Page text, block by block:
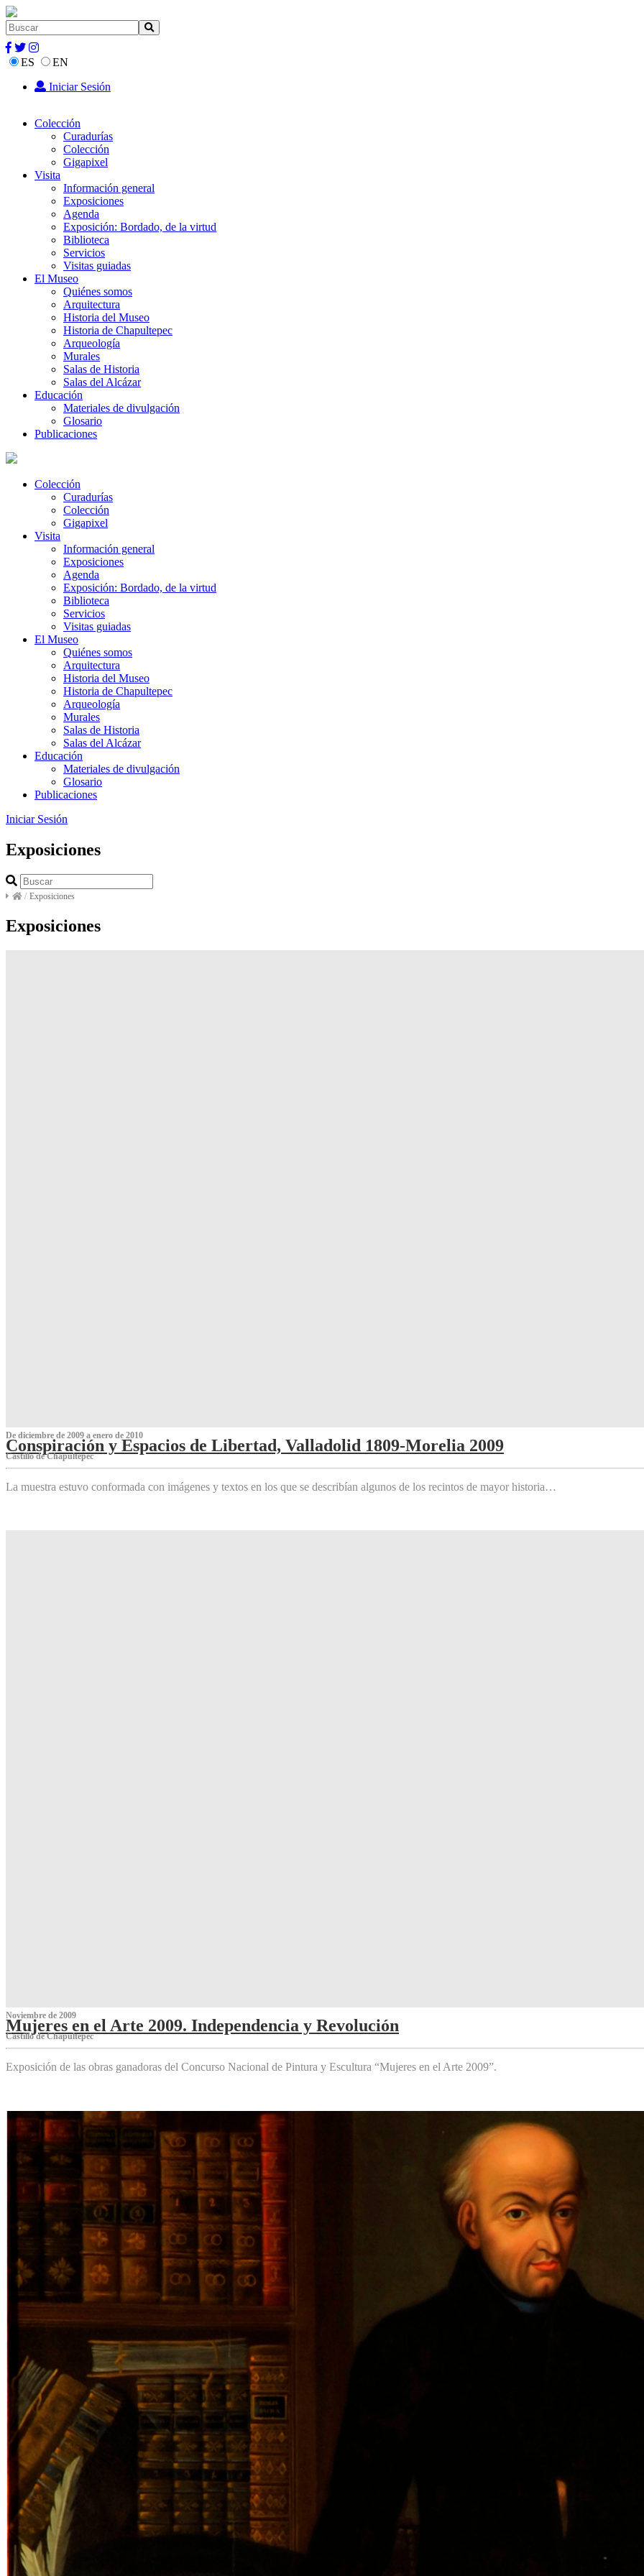
ES
EN
Iniciar Sesión
Colección
Curadurías
Colección
Gigapixel
Visita
Información general
Exposiciones
Agenda
Exposición: Bordado, de la virtud
Biblioteca
Servicios
Visitas guiadas
El Museo
Quiénes somos
Arquitectura
Historia del Museo
Historia de Chapultepec
Arqueología
Murales
Salas de Historia
Salas del Alcázar
Educación
Materiales de divulgación
Glosario
Publicaciones
Colección
Curadurías
Colección
Gigapixel
Visita
Información general
Exposiciones
Agenda
Exposición: Bordado, de la virtud
Biblioteca
Servicios
Visitas guiadas
El Museo
Quiénes somos
Arquitectura
Historia del Museo
Historia de Chapultepec
Arqueología
Murales
Salas de Historia
Salas del Alcázar
Educación
Materiales de divulgación
Glosario
Publicaciones
Iniciar Sesión
Exposiciones
/ Exposiciones
Exposiciones
De diciembre de 2009 a enero de 2010
Conspiración y Espacios de Libertad, Valladolid 1809-Morelia 2009
Castillo de Chapultepec
La muestra estuvo conformada con imágenes y textos en los que se describían algunos de los recintos de mayor historia…
Noviembre de 2009
Mujeres en el Arte 2009. Independencia y Revolución
Castillo de Chapultepec
Exposición de las obras ganadoras del Concurso Nacional de Pintura y Escultura “Mujeres en el Arte 2009”.